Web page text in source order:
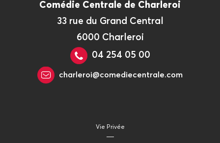
Comédie Centrale de Charleroi
33 rue du Grand Central
6000 Charleroi
04 254 05 00
charleroi@comediecentrale.com
Vie Privée